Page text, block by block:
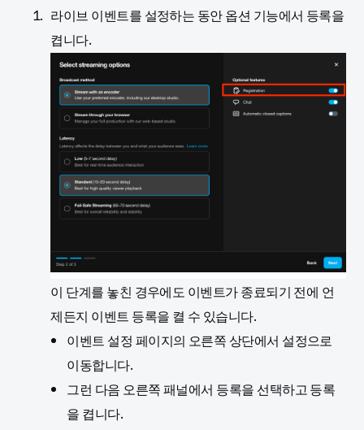
라이브 이벤트를 설정하는 동안 옵션 기능에서 등록을
켭니다.
이 단계를 놓친 경우에도 이벤트가 종료되기 전에 언
제든지 이벤트 등록을 켤 수 있습니다.
이벤트 설정 페이지의 오른쪽 상단에서 설정으로
이동합니다.
그런 다음 오른쪽 패널에서 등록을 선택하고 등록
을 켭니다.